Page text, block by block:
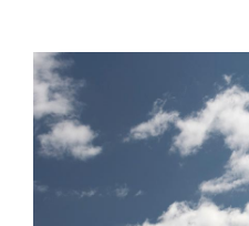
View
Larger
Image